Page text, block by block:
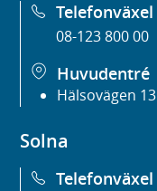
Telefonväxel
08-123 800 00
Huvudentré
Hälsovägen 13
Solna
Telefonväxel